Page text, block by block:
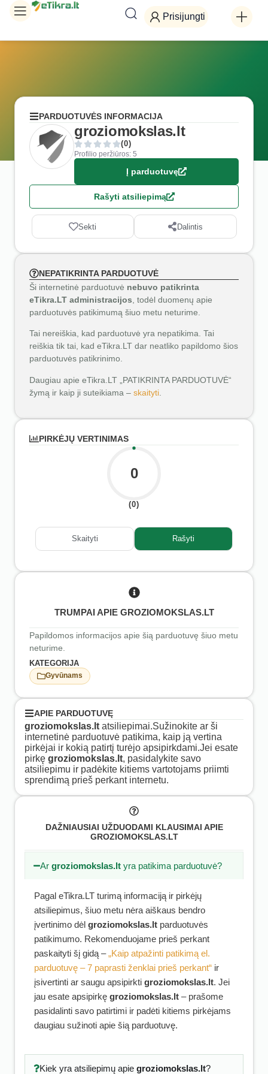
Prisijungti
PARDUOTUVĖS INFORMACIJA
groziomokslas.lt
(0)
Profilio peržiūros: 5
Į parduotuvę
Rašyti atsiliepimą
Sekti Dalintis
NEPATIKRINTA PARDUOTUVĖ
Ši internetinė parduotuvė nebuvo patikrinta
eTikra.LT administracijos , todėl duomenų apie
parduotuvės patikimumą šiuo metu neturime.
Tai nereiškia, kad parduotuvė yra nepatikima. Tai
reiškia tik tai, kad eTikra.LT dar neatliko papildomo šios
parduotuvės patikrinimo.
Daugiau apie eTikra.LT „PATIKRINTA PARDUOTUVĖ“
žymą ir kaip ji suteikiama – skaityti
PIRKĖJŲ VERTINIMAS
0
(0)
Skaityti Rašyti
TRUMPAI APIE GROZIOMOKSLAS.LT
Papildomos informacijos apie šią parduotuvę šiuo metu
neturime.
KATEGORIJA
Gyvūnams
APIE PARDUOTUVĘ
groziomokslas.lt atsiliepimai.Sužinokite ar ši
internetinė parduotuvė patikima, kaip ją vertina
pirkėjai ir kokią patirtį turėjo apsipirkdami.Jei esate
pirkę groziomokslas.lt, pasidalykite savo
atsiliepimu ir padėkite kitiems vartotojams priimti
sprendimą prieš perkant internetu.
DAŽNIAUSIAI UŽDUODAMI KLAUSIMAI APIE
GROZIOMOKSLAS.LT
Argroziomokslas.lt yra patikima parduotuvė?
Pagal eTikra.LT turimą informaciją ir pirkėjų
atsiliepimus, šiuo metu nėra aiškaus bendro
įvertinimo dėl groziomokslas.lt parduotuvės
patikimumo. Rekomenduojame prieš perkant
paskaityti šį gidą –„Kaip atpažinti patikimą el.
parduotuvę – 7 paprasti ženklai prieš perkant“ ir
įsivertinti ar saugu apsipirkti groziomokslas.lt. Jei
jau esate apsipirkę groziomokslas.lt – prašome
pasidalinti savo patirtimi ir padėti kitiems pirkėjams
daugiau sužinoti apie šią parduotuvę.
Kiek yra atsiliepimų apie groziomokslas.lt?